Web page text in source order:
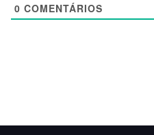
0 COMENTÁRIOS